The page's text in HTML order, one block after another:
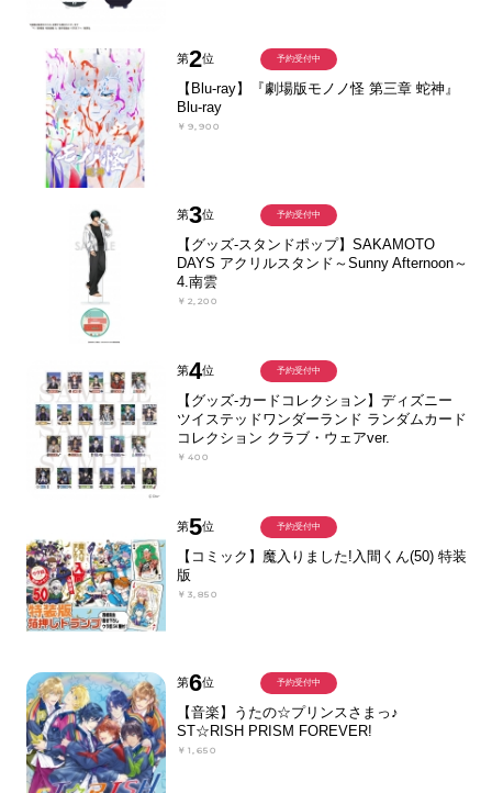
第2位
【Blu-ray】『劇場版モノノ怪 第三章 蛇神』
Blu-ray
￥9,900
予約受付中
第3位
【グッズ-スタンドポップ】SAKAMOTO
DAYS アクリルスタンド～Sunny Afternoon～
4.南雲
￥2,200
予約受付中
第4位
【グッズ-カードコレクション】ディズニー
ツイステッドワンダーランド ランダムカード
コレクション クラブ・ウェアver.
￥400
予約受付中
第5位
【コミック】魔入りました!入間くん(50) 特装
版
￥3,850
予約受付中
第6位
【音楽】うたの☆プリンスさまっ♪
ST☆RISH PRISM FOREVER!
￥1,650
予約受付中